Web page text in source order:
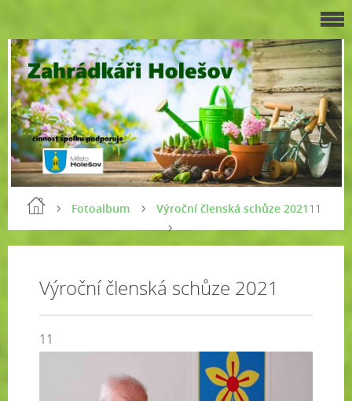
Fotoalbum Výroční členská schůze 202111
Výroční členská schůze 2021
11